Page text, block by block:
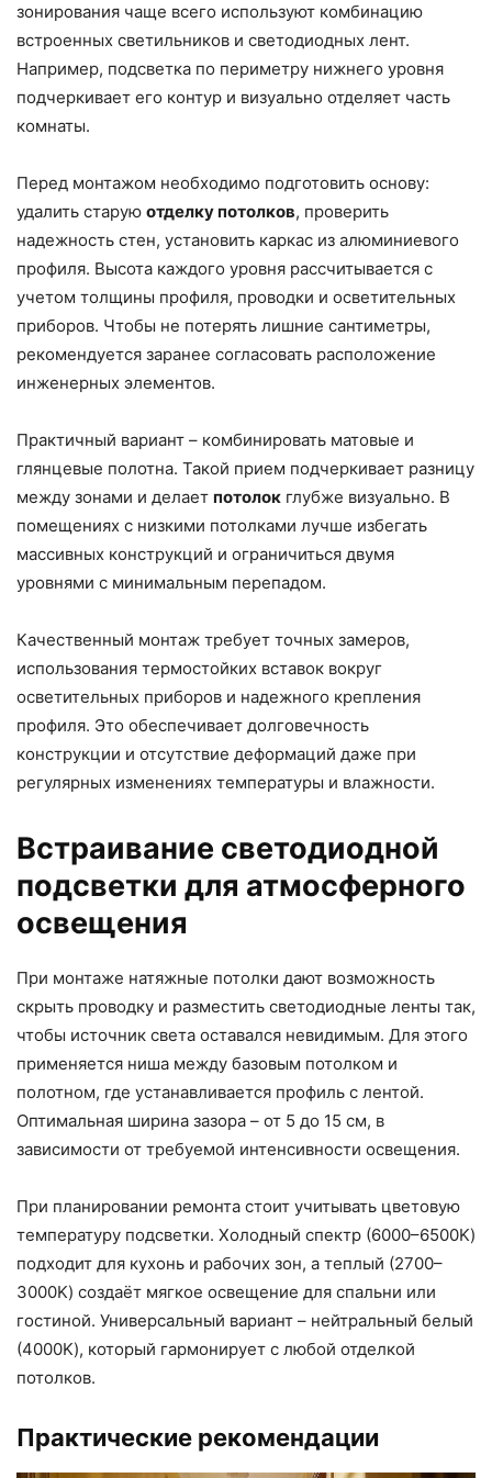
зонирования чаще всего используют комбинацию
встроенных светильников и светодиодных лент.
Например, подсветка по периметру нижнего уровня
подчеркивает его контур и визуально отделяет часть
комнаты.
Перед монтажом необходимо подготовить основу:
удалить старую отделку потолков, проверить
надежность стен, установить каркас из алюминиевого
профиля. Высота каждого уровня рассчитывается с
учетом толщины профиля, проводки и осветительных
приборов. Чтобы не потерять лишние сантиметры,
рекомендуется заранее согласовать расположение
инженерных элементов.
Практичный вариант – комбинировать матовые и
глянцевые полотна. Такой прием подчеркивает разницу
между зонами и делает потолок глубже визуально. В
помещениях с низкими потолками лучше избегать
массивных конструкций и ограничиться двумя
уровнями с минимальным перепадом.
Качественный монтаж требует точных замеров,
использования термостойких вставок вокруг
осветительных приборов и надежного крепления
профиля. Это обеспечивает долговечность
конструкции и отсутствие деформаций даже при
регулярных изменениях температуры и влажности.
Встраивание светодиодной
подсветки для атмосферного
освещения
При монтаже натяжные потолки дают возможность
скрыть проводку и разместить светодиодные ленты так,
чтобы источник света оставался невидимым. Для этого
применяется ниша между базовым потолком и
полотном, где устанавливается профиль с лентой.
Оптимальная ширина зазора – от 5 до 15 см, в
зависимости от требуемой интенсивности освещения.
При планировании ремонта стоит учитывать цветовую
температуру подсветки. Холодный спектр (6000–6500K)
подходит для кухонь и рабочих зон, а теплый (2700–
3000K) создаёт мягкое освещение для спальни или
гостиной. Универсальный вариант – нейтральный белый
(4000K), который гармонирует с любой отделкой
потолков.
Практические рекомендации